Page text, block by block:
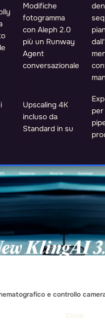
Modifiche
fotogramma
con Aleph 2.0
più un Runway
Agent
conversazionale
Upscaling 4K
incluso da
Standard in su
per
e controllo
Cons